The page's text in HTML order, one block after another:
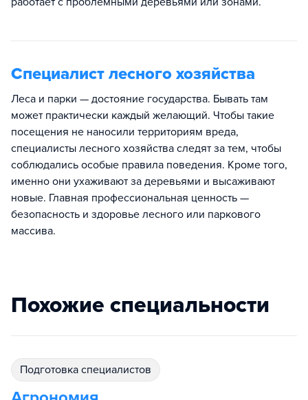
Специалист лесного хозяйства
Леса и парки — достояние государства. Бывать там
может практически каждый желающий. Чтобы такие
посещения не наносили территориям вреда,
специалисты лесного хозяйства следят за тем, чтобы
соблюдались особые правила поведения. Кроме того,
именно они ухаживают за деревьями и высаживают
новые. Главная профессиональная ценность —
безопасность и здоровье лесного или паркового
массива.
Похожие специальности
подготовка специалистов